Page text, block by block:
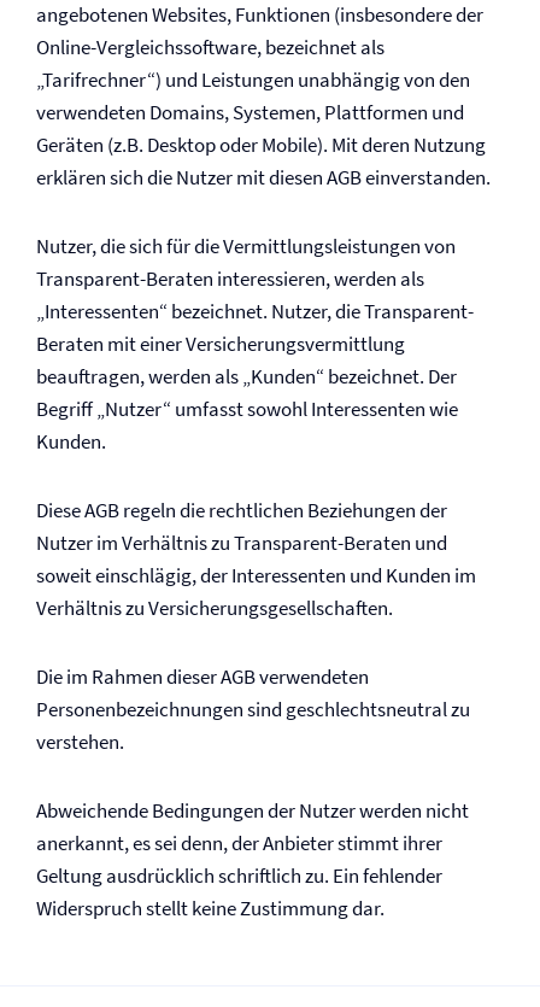
angebotenen Websites, Funktionen (insbesondere der
Online-Vergleichssoftware, bezeichnet als
„Tarifrechner“) und Leistungen unabhängig von den
verwendeten Domains, Systemen, Plattformen und
Geräten (z.B. Desktop oder Mobile). Mit deren Nutzung
erklären sich die Nutzer mit diesen AGB einverstanden.
Nutzer, die sich für die Vermittlungsleistungen von
Transparent-Beraten interessieren, werden als
„Interessenten“ bezeichnet. Nutzer, die Transparent-
Beraten mit einer Versicherungsvermittlung
beauftragen, werden als „Kunden“ bezeichnet. Der
Begriff „Nutzer“ umfasst sowohl Interessenten wie
Kunden.
Diese AGB regeln die rechtlichen Beziehungen der
Nutzer im Verhältnis zu Transparent-Beraten und
soweit einschlägig, der Interessenten und Kunden im
Verhältnis zu Versicherungsgesellschaften.
Die im Rahmen dieser AGB verwendeten
Personenbezeichnungen sind geschlechtsneutral zu
verstehen.
Abweichende Bedingungen der Nutzer werden nicht
anerkannt, es sei denn, der Anbieter stimmt ihrer
Geltung ausdrücklich schriftlich zu. Ein fehlender
Widerspruch stellt keine Zustimmung dar.